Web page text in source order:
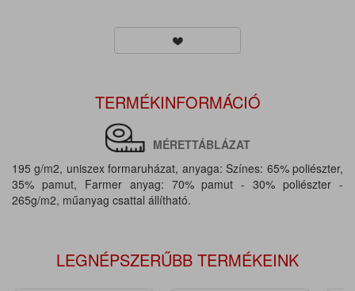
TERMÉKINFORMÁCIÓ
MÉRETTÁBLÁZAT
195 g/m2, uniszex formaruházat, anyaga: Színes: 65% poliészter,
35% pamut, Farmer anyag: 70% pamut - 30% poliészter -
265g/m2, műanyag csattal állítható.
LEGNÉPSZERŰBB TERMÉKEINK